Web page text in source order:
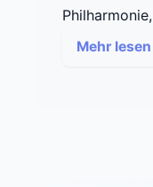
Mehr lesen